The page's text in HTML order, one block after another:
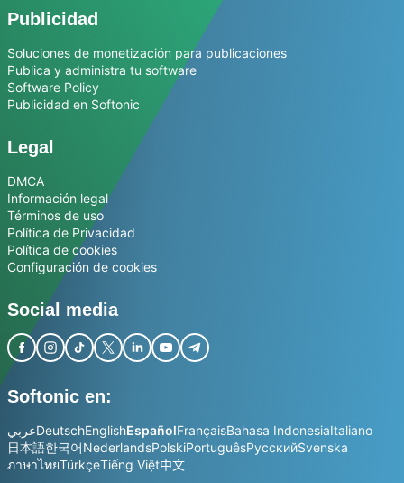
Publicidad
Soluciones de monetización para publicaciones
Publica y administra tu software
Software Policy
Publicidad en Softonic
Legal
DMCA
Información legal
Términos de uso
Política de Privacidad
Política de cookies
Configuración de cookies
Social media
Softonic en:
عربيDeutschEnglishEspañolFrançaisBahasa IndonesiaItaliano
日本語한국어NederlandsPolskiPortuguêsРусскийSvenska
ภาษาไทยTürkçeTiếng Việt中文